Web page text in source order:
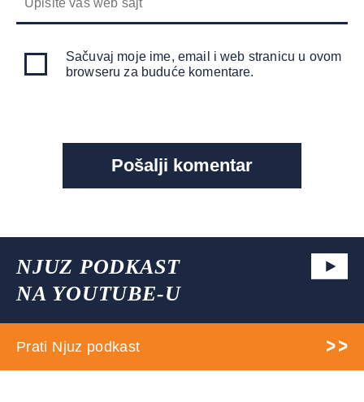
Sačuvaj moje ime, email i web stranicu u ovom
browseru za buduće komentare.
NJUZ PODKAST
NA YOUTUBE-U
Prati Njuz podkast